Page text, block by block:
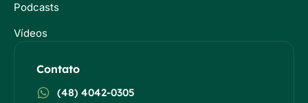
Podcasts
Vídeos
Contato
(48) 4042-0305